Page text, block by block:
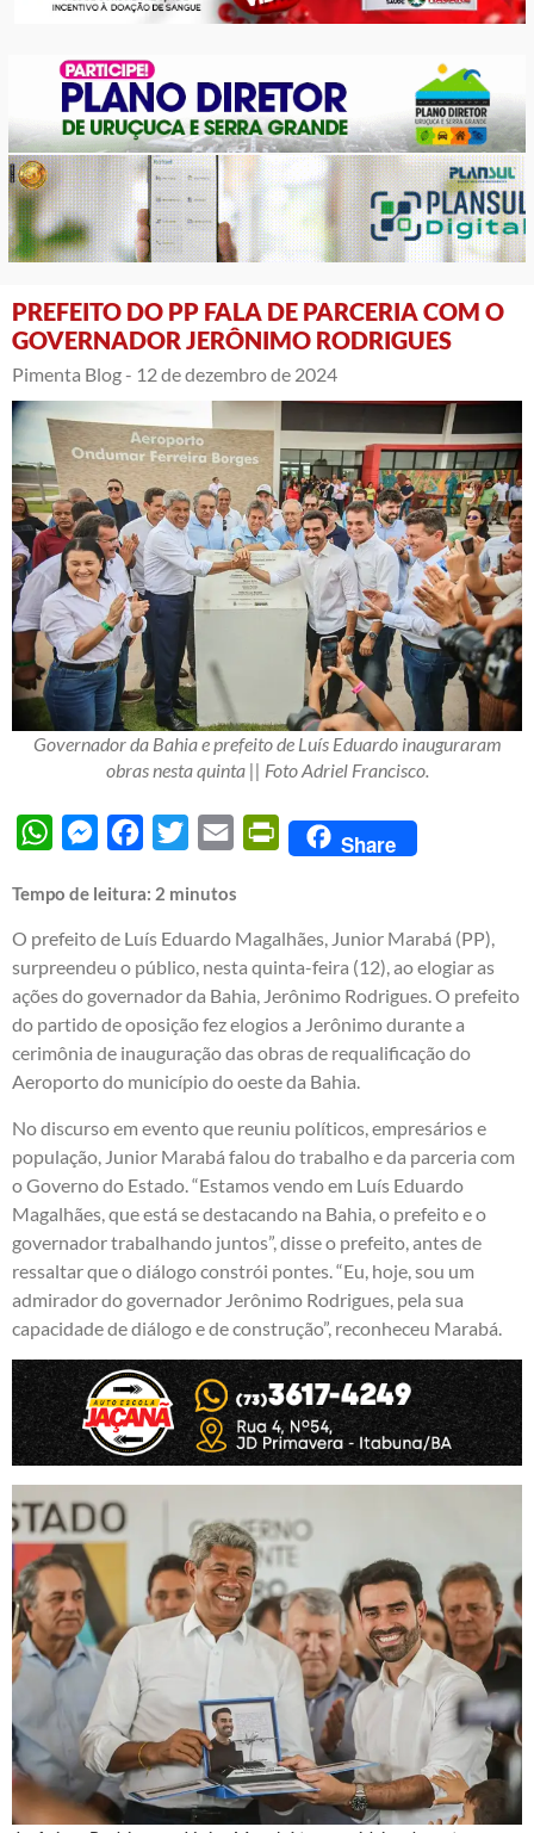
PREFEITO DO PP FALA DE PARCERIA COM O
GOVERNADOR JERÔNIMO RODRIGUES
Pimenta Blog - 12 de dezembro de 2024
Governador da Bahia e prefeito de Luís Eduardo inauguraram
obras nesta quinta || Foto Adriel Francisco.
WhatsAppMessengerFacebook
Twitter Email PrintFriendly
Share
Tempo de leitura: 2 minutos
O prefeito de Luís Eduardo Magalhães, Junior Marabá (PP),
surpreendeu o público, nesta quinta-feira (12), ao elogiar as
ações do governador da Bahia, Jerônimo Rodrigues. O prefeito
do partido de oposição fez elogios a Jerônimo durante a
cerimônia de inauguração das obras de requalificação do
Aeroporto do município do oeste da Bahia.
No discurso em evento que reuniu políticos, empresários e
população, Junior Marabá falou do trabalho e da parceria com
o Governo do Estado. “Estamos vendo em Luís Eduardo
Magalhães, que está se destacando na Bahia, o prefeito e o
governador trabalhando juntos”, disse o prefeito, antes de
ressaltar que o diálogo constrói pontes. “Eu, hoje, sou um
admirador do governador Jerônimo Rodrigues, pela sua
capacidade de diálogo e de construção”, reconheceu Marabá.